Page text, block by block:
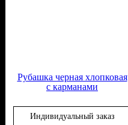
Рубашка черная хлопковая
с карманами
Индивидуальный заказ